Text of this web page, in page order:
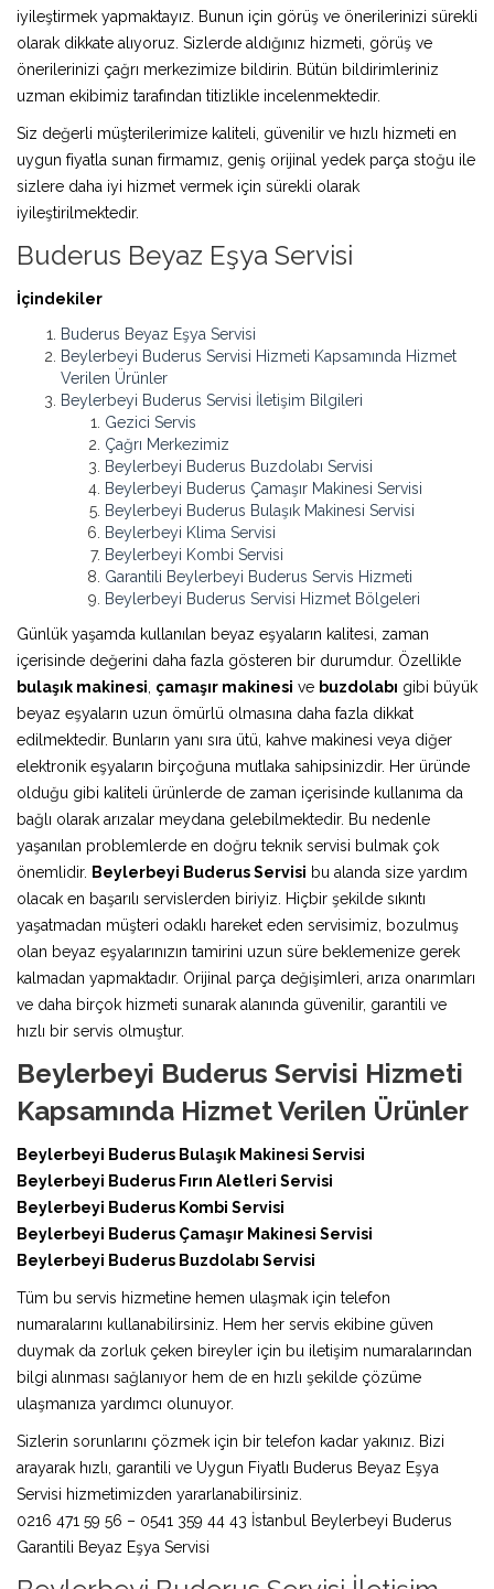
iyileştirmek yapmaktayız. Bunun için görüş ve önerilerinizi sürekli
olarak dikkate alıyoruz. Sizlerde aldığınız hizmeti, görüş ve
önerilerinizi çağrı merkezimize bildirin. Bütün bildirimleriniz
uzman ekibimiz tarafından titizlikle incelenmektedir.
Siz değerli müşterilerimize kaliteli, güvenilir ve hızlı hizmeti en
uygun fiyatla sunan firmamız, geniş orijinal yedek parça stoğu ile
sizlere daha iyi hizmet vermek için sürekli olarak
iyileştirilmektedir.
Buderus Beyaz Eşya Servisi
İçindekiler
Buderus Beyaz Eşya Servisi
Beylerbeyi Buderus Servisi Hizmeti Kapsamında Hizmet
Verilen Ürünler
Beylerbeyi Buderus Servisi İletişim Bilgileri
Gezici Servis
Çağrı Merkezimiz
Beylerbeyi Buderus Buzdolabı Servisi
Beylerbeyi Buderus Çamaşır Makinesi Servisi
Beylerbeyi Buderus Bulaşık Makinesi Servisi
Beylerbeyi Klima Servisi
Beylerbeyi Kombi Servisi
Garantili Beylerbeyi Buderus Servis Hizmeti
Beylerbeyi Buderus Servisi Hizmet Bölgeleri
Günlük yaşamda kullanılan beyaz eşyaların kalitesi, zaman
içerisinde değerini daha fazla gösteren bir durumdur. Özellikle
bulaşık makinesi çamaşır makinesi ve buzdolabı gibi büyük
beyaz eşyaların uzun ömürlü olmasına daha fazla dikkat
edilmektedir. Bunların yanı sıra ütü, kahve makinesi veya diğer
elektronik eşyaların birçoğuna mutlaka sahipsinizdir. Her üründe
olduğu gibi kaliteli ürünlerde de zaman içerisinde kullanıma da
bağlı olarak arızalar meydana gelebilmektedir. Bu nedenle
yaşanılan problemlerde en doğru teknik servisi bulmak çok
önemlidir. Beylerbeyi Buderus Servisi bu alanda size yardım
olacak en başarılı servislerden biriyiz. Hiçbir şekilde sıkıntı
yaşatmadan müşteri odaklı hareket eden servisimiz, bozulmuş
olan beyaz eşyalarınızın tamirini uzun süre beklemenize gerek
kalmadan yapmaktadır. Orijinal parça değişimleri, arıza onarımları
ve daha birçok hizmeti sunarak alanında güvenilir, garantili ve
hızlı bir servis olmuştur.
Beylerbeyi Buderus Servisi Hizmeti
Kapsamında Hizmet Verilen Ürünler
Beylerbeyi Buderus Bulaşık Makinesi Servisi
Beylerbeyi Buderus Fırın Aletleri Servisi
Beylerbeyi Buderus Kombi Servisi
Beylerbeyi Buderus Çamaşır Makinesi Servisi
Beylerbeyi Buderus Buzdolabı Servisi
Tüm bu servis hizmetine hemen ulaşmak için telefon
numaralarını kullanabilirsiniz. Hem her servis ekibine güven
duymak da zorluk çeken bireyler için bu iletişim numaralarından
bilgi alınması sağlanıyor hem de en hızlı şekilde çözüme
ulaşmanıza yardımcı olunuyor.
Sizlerin sorunlarını çözmek için bir telefon kadar yakınız. Bizi
arayarak hızlı, garantili ve Uygun Fiyatlı Buderus Beyaz Eşya
Servisi hizmetimizden yararlanabilirsiniz.
0216 471 59 56 – 0541 359 44 43 İstanbul Beylerbeyi Buderus
Garantili Beyaz Eşya Servisi